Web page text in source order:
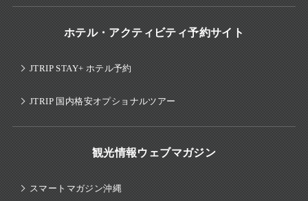
ホテル・アクティビティ予約サイト
JTRIP STAY+ ホテル予約
JTRIP 国内格安オプショナルツアー
観光情報ウェブマガジン
スマートマガジン沖縄